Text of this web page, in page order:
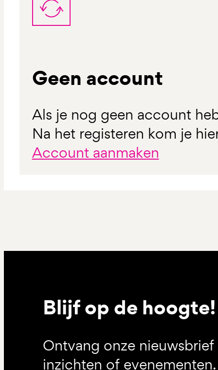
Geen account
Als je nog geen account
Na het registeren kom je
Account aanmaken
Blijf op de hoogte!
Ontvang onze
inzichten of